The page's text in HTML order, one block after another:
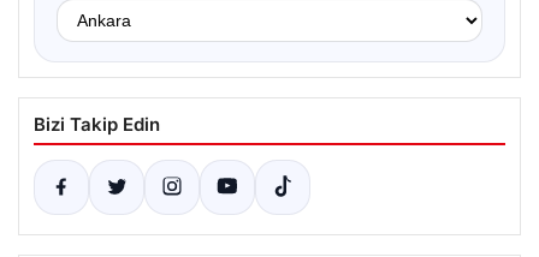
Bizi Takip Edin